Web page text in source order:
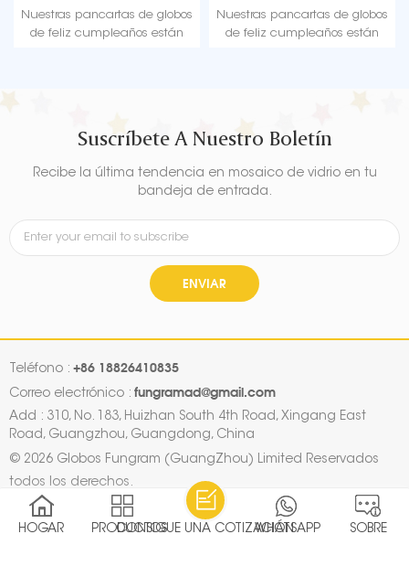
Nuestras pancartas de globos
de feliz cumpleaños están
aire.
Nuestras pancartas de globos
de feliz cumpleaños están
ultrabrillante que mantiene la
aire.
Suscríbete A Nuestro Boletín
Recibe la última tendencia en mosaico de vidrio en tu
bandeja de entrada.
ENVIAR
Teléfono : +86 18826410835
Correo electrónico : fungramad@gmail.com
Add : 310, No. 183, Huizhan South 4th Road, Xingang East
Road, Guangzhou, Guangdong, China
© 2026 Globos Fungram (GuangZhou) Limited Reservados
todos los derechos.
mapa del sitio
| Xml Política de privacidad
IPv6 RED SOPORTADACONSIGUE UNA COTIZACIÓN
HOGAR PRODUCTOS SOBRE
WHATSAPP